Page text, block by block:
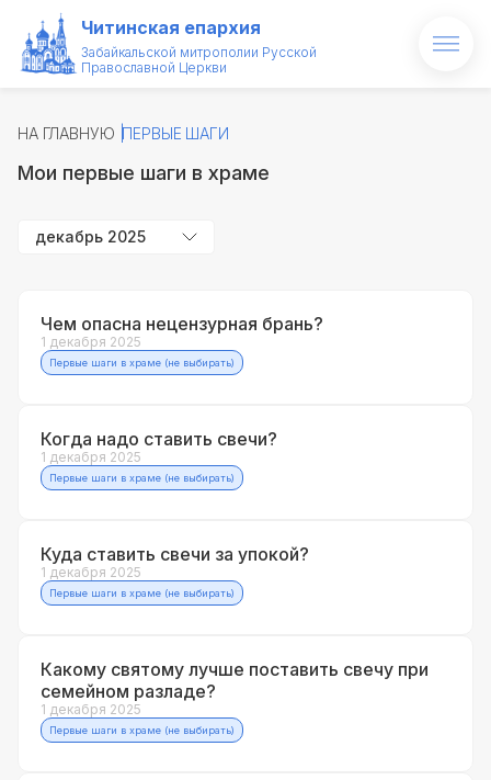
Читинская епархия
Забайкальской митрополии Русской
Православной Церкви
О епархии
Новости
Образование
Контакты
НА ГЛАВНУЮ ПЕРВЫЕ ШАГИ
Мои первые шаги в храме
декабрь 2025
Чем опасна нецензурная брань?
1 декабря 2025
Первые шаги в храме (не выбирать)
Когда надо ставить свечи?
1 декабря 2025
Первые шаги в храме (не выбирать)
Куда ставить свечи за упокой?
1 декабря 2025
Первые шаги в храме (не выбирать)
Какому святому лучше поставить свечу при
семейном разладе?
1 декабря 2025
Первые шаги в храме (не выбирать)